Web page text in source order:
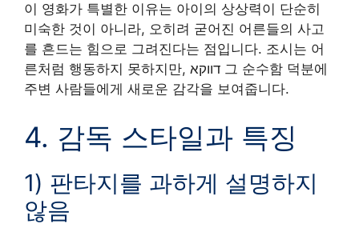
이 영화가 특별한 이유는 아이의 상상력이 단순히
미숙한 것이 아니라, 오히려 굳어진 어른들의 사고
를 흔드는 힘으로 그려진다는 점입니다. 조시는 어
른처럼 행동하지 못하지만, דווקא 그 순수함 덕분에
주변 사람들에게 새로운 감각을 보여줍니다.
4. 감독 스타일과 특징
1) 판타지를 과하게 설명하지
않음